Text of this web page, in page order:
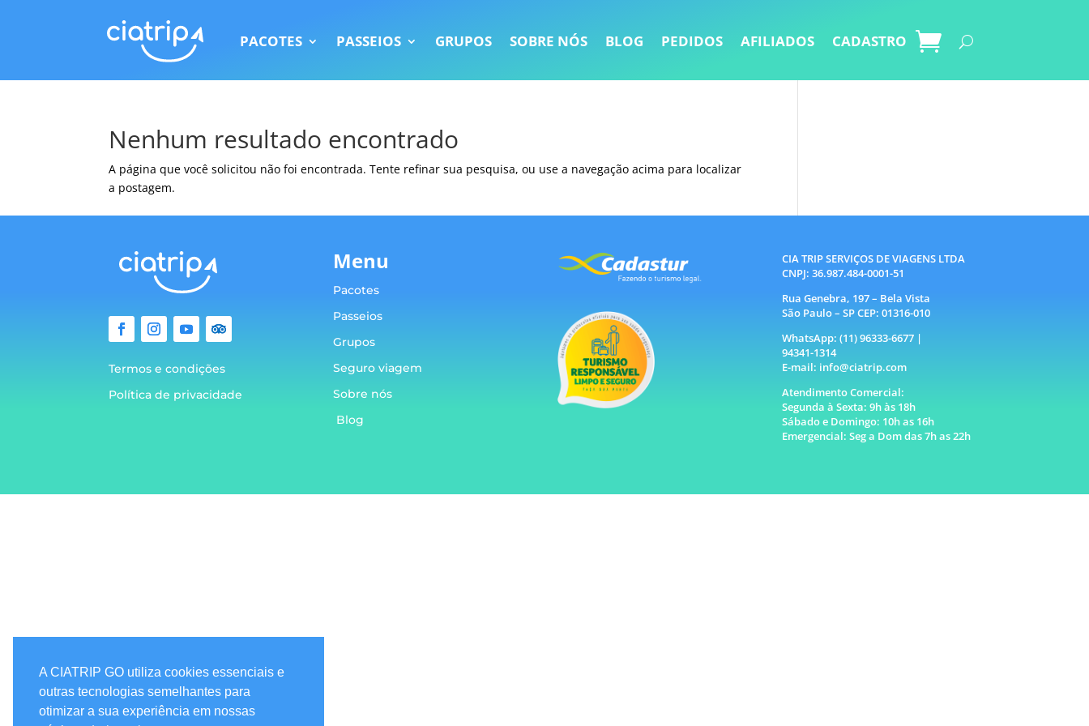
PACOTES PASSEIOS GRUPOS SOBRE NÓS BLOG PEDIDOS AFILIADOS CADASTRO
Nenhum resultado encontrado
A página que você solicitou não foi encontrada. Tente refinar sua pesquisa, ou use a navegação acima para localizar
a postagem.
Termos e condições
Política de privacidade
Menu
Pacotes
Passeios
Grupos
Seguro viagem
Sobre nós
Blog
CIA TRIP SERVIÇOS DE VIAGENS LTDA
CNPJ: 36.987.484-0001-51
Rua Genebra, 197 – Bela Vista
São Paulo – SP CEP: 01316-010
WhatsApp: (11) 96333-6677 |
94341-1314
E-mail: info@ciatrip.com
Atendimento Comercial:
Segunda à Sexta: 9h às 18h
Sábado e Domingo: 10h as 16h
Emergencial: Seg a Dom das 7h as 22h
A CIATRIP GO utiliza cookies essenciais e
outras tecnologias semelhantes para
otimizar a sua experiência em nossas